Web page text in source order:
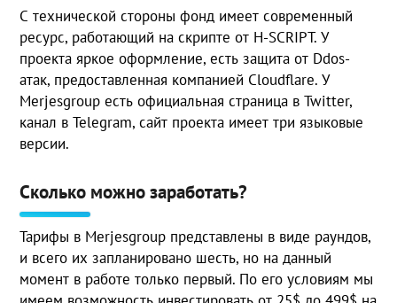
С технической стороны фонд имеет современный
ресурс, работающий на скрипте от H-SCRIPT. У
проекта яркое оформление, есть защита от Ddos-
атак, предоставленная компанией Cloudflare. У
Merjesgroup есть официальная страница в Twitter,
канал в Telegram, сайт проекта имеет три языковые
версии.
Сколько можно заработать?
Тарифы в Merjesgroup представлены в виде раундов,
и всего их запланировано шесть, но на данный
момент в работе только первый. По его условиям мы